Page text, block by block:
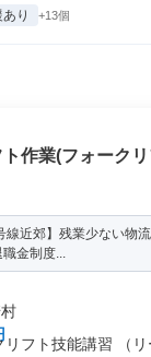
り +13個
作業(フォーク
近郊】残業少ない物
金制度...
フト技能講習 （